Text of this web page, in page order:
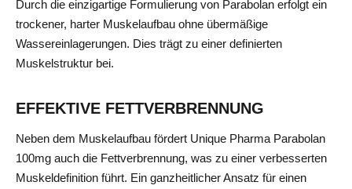
Durch die einzigartige Formulierung von Parabolan erfolgt ein
trockener, harter Muskelaufbau ohne übermäßige
Wassereinlagerungen. Dies trägt zu einer definierten
Muskelstruktur bei.
EFFEKTIVE FETTVERBRENNUNG
Neben dem Muskelaufbau fördert Unique Pharma Parabolan
100mg auch die Fettverbrennung, was zu einer verbesserten
Muskeldefinition führt. Ein ganzheitlicher Ansatz für einen